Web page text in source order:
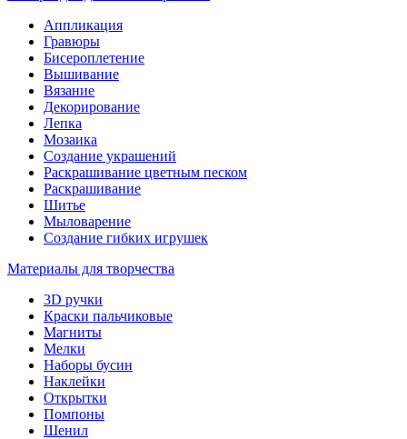
Аппликация
Гравюры
Бисероплетение
Вышивание
Вязание
Декорирование
Лепка
Мозаика
Создание украшений
Раскрашивание цветным песком
Раскрашивание
Шитье
Мыловарение
Создание гибких игрушек
Материалы для творчества
3D ручки
Краски пальчиковые
Магниты
Мелки
Наборы бусин
Наклейки
Открытки
Помпоны
Шенил